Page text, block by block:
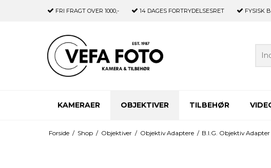
FRI FRAGT OVER 1000,- 14 DAGES FORTRYDELSESRET FYSISK
KAMERAER OBJEKTIVER TILBEHØR
Forside / Shop / Objektiver / Objektiv Adaptere / B.I.G. Objektiv